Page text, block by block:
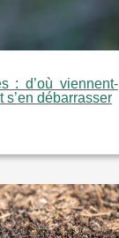
: d’où viennent-
s’en débarrasser